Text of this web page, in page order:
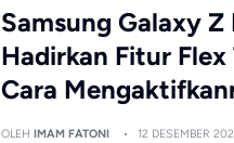
Samsung Galaxy Z
Hadirkan Fitur Flex
Cara
OLEH IMAM FATONI 12 DESEMBER